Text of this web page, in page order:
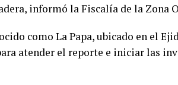
informó la Fiscalía de la Zona
como La Papa, ubicado en el
atender el reporte e iniciar las